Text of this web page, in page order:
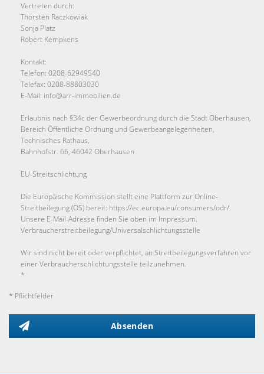
Vertreten durch:
Thorsten Raczkowiak
Sonja Platz
Robert Kempkens
Kontakt:
Telefon: 0208-62949540
Telefax: 0208-88803030
E-Mail: info@arr-immobilien.de
Erlaubnis nach §34c der Gewerbeordnung durch die Stadt Oberhausen,
Bereich Öffentliche Ordnung und Gewerbeangelegenheiten,
Technisches Rathaus,
Bahnhofstr. 66, 46042 Oberhausen
EU-Streitschlichtung
Die Europäische Kommission stellt eine Plattform zur Online-
Streitbeilegung (OS) bereit: https://ec.europa.eu/consumers/odr/.
Unsere E-Mail-Adresse finden Sie oben im Impressum.
Verbraucher­streit­beilegung/Universal­schlichtungs­stelle
Wir sind nicht bereit oder verpflichtet, an Streitbeilegungsverfahren vor
einer Verbraucherschlichtungsstelle teilzunehmen.
*
* Pflichtfelder
Absenden